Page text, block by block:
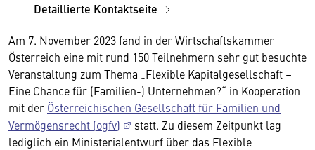
Detaillierte Kontaktseite
Am 7. November 2023 fand in der Wirtschaftskammer
Österreich eine mit rund 150 Teilnehmern sehr gut besuchte
Veranstaltung zum Thema „Flexible Kapitalgesellschaft –
Eine Chance für (Familien-) Unternehmen?“ in Kooperation
mit der Österreichischen Gesellschaft für Familien und
Vermögensrecht (ogfv)
statt. Zu diesem Zeitpunkt lag
lediglich ein Ministerialentwurf über das Flexible